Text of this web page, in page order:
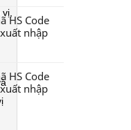
HS Code
nhập
HS Code
nhập